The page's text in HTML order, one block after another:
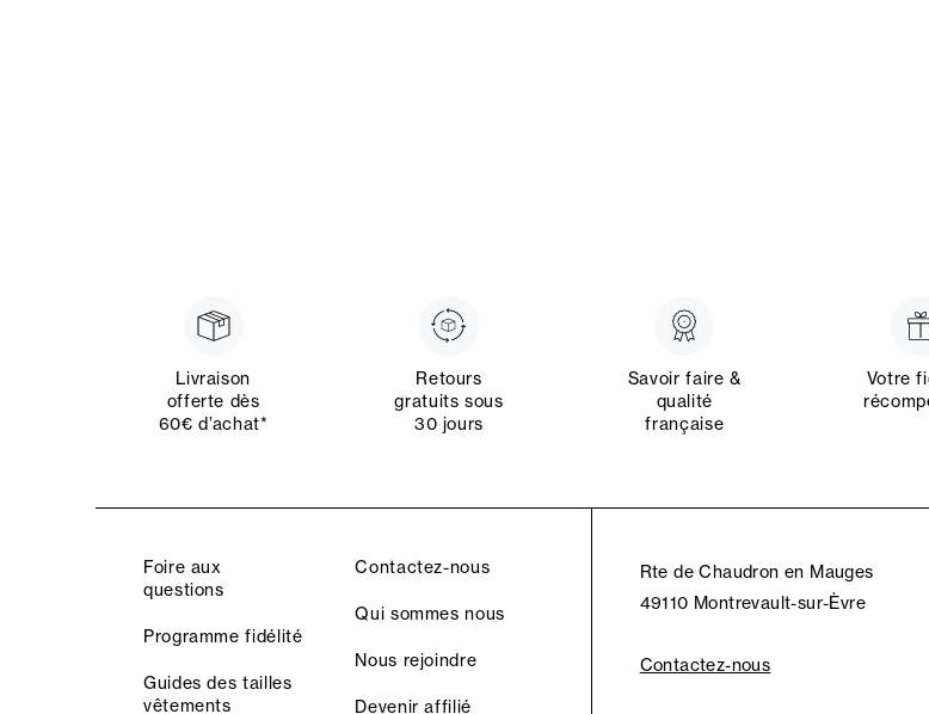
Livraison
offerte dès
60€ d’achat*
Retours
gratuits sous
30 jours
Savoir faire &
qualité
française
Votre
Foire aux
questions
Programme fidélité
Guides des tailles
vêtements
Contactez-nous
Qui sommes nous
Nous rejoindre
Devenir affilié
Rte de Chaudron en Mauges
49110 Montrevault-sur-Èvre
Contactez-nous